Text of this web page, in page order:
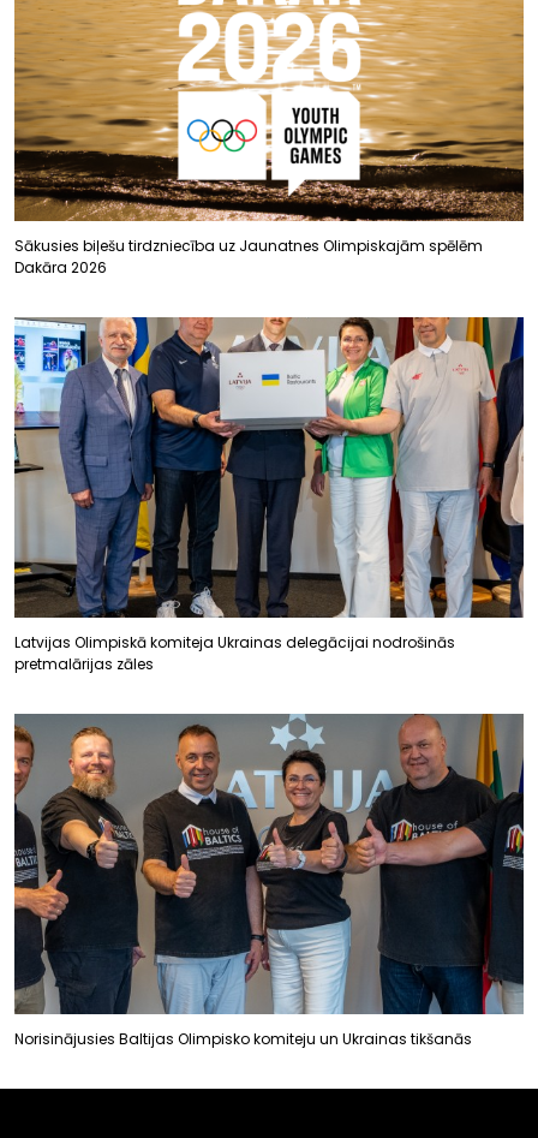
Sākusies biļešu tirdzniecība uz Jaunatnes Olimpiskajām spēlēm
Dakāra 2026
Latvijas Olimpiskā komiteja Ukrainas delegācijai nodrošinās
pretmalārijas zāles
Norisinājusies Baltijas Olimpisko komiteju un Ukrainas tikšanās